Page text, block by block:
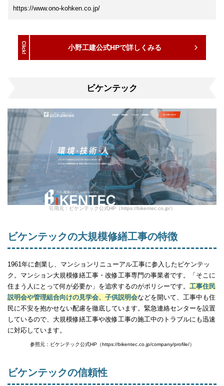
https://www.ono-kohken.co.jp/
小野工建公式HPで詳しくみる
ビケンテック
引用元：ビケンテック公式HP（https://bikentec.co.jp/）
ビケンテックの大規模修繕工事の特徴
1961年に創業し、マンションリニューアル工事に参入したビケンテッ
ク。マンション大規模修繕工事・改修工事専門の事業者です。「そこに
住まう人にとって何が必要か」を追求するのがポリシーです。 工事住民
説明会や管理組合向けの見学会、子供説明会などを開いて、工事中も住
民に不安を抱かせない配慮を徹底しています。緊急連絡センターを設置
しているので、大規模修繕工事や改修工事の施工中のトラブルにも迅速
に対応しています。
参照元：ビケンテック公式HP（https://bikentec.co.jp/company/profile/）
ビケンテックの信頼性